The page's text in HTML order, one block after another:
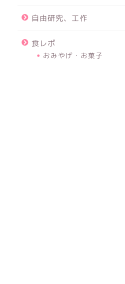
自由研究、工作
食レポ
おみやげ・お菓子